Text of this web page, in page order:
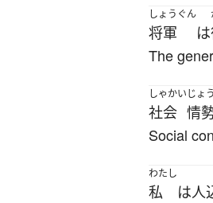
しょうぐん
将軍 は
The
しゃかい
社会
じょ
情
Social
わたし
私 は人